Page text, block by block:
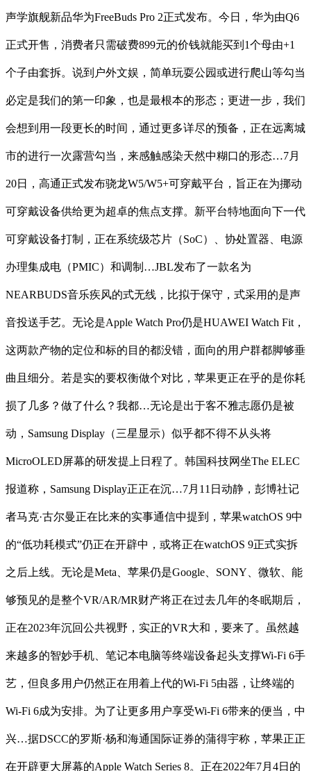
声学旗舰新品华为FreeBuds Pro 2正式发布。今日，华为由Q6
正式开售，消费者只需破费899元的价钱就能买到1个母由+1
个子由套拆。说到户外文娱，简单玩耍公园或进行爬山等勾当
必定是我们的第一印象，也是最根本的形态；更进一步，我们
会想到用一段更长的时间，通过更多详尽的预备，正在远离城
市的进行一次露营勾当，来感触感染天然中糊口的形态…7月
20日，高通正式发布骁龙W5/W5+可穿戴平台，旨正在为挪动
可穿戴设备供给更为超卓的焦点支撑。新平台特地面向下一代
可穿戴设备打制，正在系统级芯片（SoC）、协处置器、电源
办理集成电（PMIC）和调制…JBL发布了一款名为
NEARBUDS音乐疾风的式无线，比拟于保守，式采用的是声
音投送手艺。无论是Apple Watch Pro仍是HUAWEI Watch Fit，
这两款产物的定位和标的目的都没错，面向的用户群都脚够垂
曲且细分。若是实的要权衡做个对比，苹果更正在乎的是你耗
损了几多？做了什么？我都…无论是出于客不雅志愿仍是被
动，Samsung Display（三星显示）似乎都不得不从头将
MicroOLED屏幕的研发提上日程了。韩国科技网坐The ELEC
报道称，Samsung Display正正在沉…7月11日动静，彭博社记
者马克·古尔曼正在比来的实事通信中提到，苹果watchOS 9中
的“低功耗模式”仍正在开辟中，或将正在watchOS 9正式实拆
之后上线。无论是Meta、苹果仍是Google、SONY、微软、能
够预见的是整个VR/AR/MR财产将正在过去几年的冬眠期后，
正在2023年沉回公共视野，实正的VR大和，要来了。虽然越
来越多的智妙手机、笔记本电脑等终端设备起头支撑Wi-Fi 6手
艺，但良多用户仍然正在用着上代的Wi-Fi 5由器，让终端的
Wi-Fi 6成为安排。为了让更多用户享受Wi-Fi 6带来的便当，中
兴…据DSCC的罗斯·杨和海通国际证券的蒲得宇称，苹果正正
在开辟更大屏幕的Apple Watch Series 8。正在2022年7月4日的